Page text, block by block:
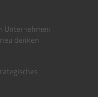
Unternehmen
denken